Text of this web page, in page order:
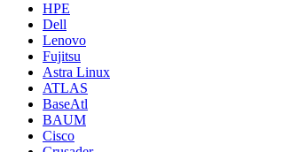
HPE
Dell
Lenovo
Fujitsu
Astra Linux
ATLAS
BaseAtl
BAUM
Cisco